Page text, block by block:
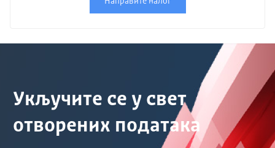
Укључите се у свет
отворених података